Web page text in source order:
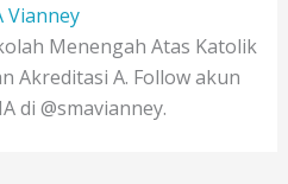
Vianney
Menengah Atas Katolik
Akreditasi A. Follow akun
di @smavianney.